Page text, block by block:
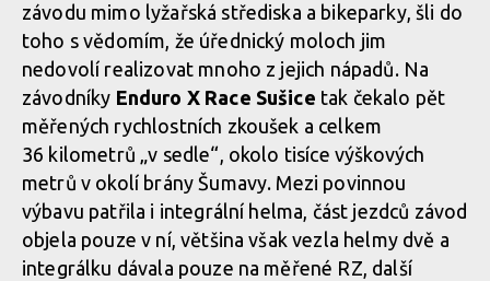
závodu mimo lyžařská střediska a bikeparky, šli do
toho s vědomím, že úřednický moloch jim
nedovolí realizovat mnoho z jejich nápadů. Na
závodníky Enduro X Race Sušice tak čekalo pět
měřených rychlostních zkoušek a celkem
36 kilometrů „v sedle“, okolo tisíce výškových
metrů v okolí brány Šumavy. Mezi povinnou
výbavu patřila i integrální helma, část jezdců závod
objela pouze v ní, většina však vezla helmy dvě a
integrálku dávala pouze na měřené RZ, další